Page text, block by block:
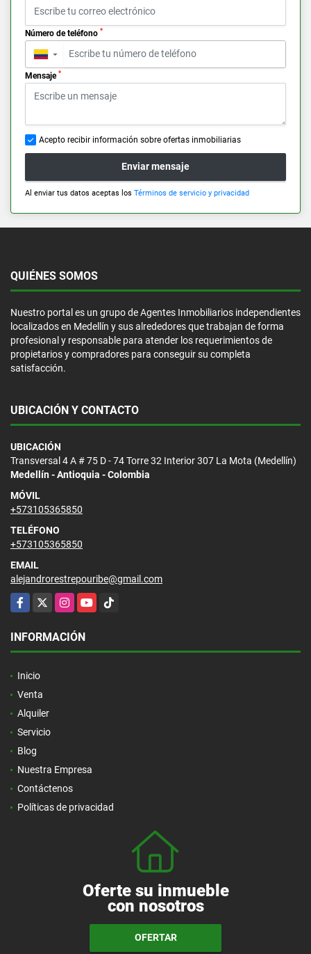
Número de teléfono *
▼
Mensaje *
Acepto recibir información sobre ofertas inmobiliarias
Enviar mensaje
Al enviar tus datos aceptas los Términos de servicio y privacidad
QUIÉNES SOMOS
Nuestro portal es un grupo de Agentes Inmobiliarios independientes
localizados en Medellín y sus alrededores que trabajan de forma
profesional y responsable para atender los requerimientos de
propietarios y compradores para conseguir su completa
satisfacción.
UBICACIÓN Y CONTACTO
UBICACIÓN
Transversal 4 A # 75 D - 74 Torre 32 Interior 307 La Mota (Medellín)
Medellín - Antioquia - Colombia
MÓVIL
+573105365850
TELÉFONO
+573105365850
EMAIL
alejandrorestrepouribe@gmail.com
Facebook
X InstagramYouTubeTikTok
INFORMACIÓN
Inicio
Venta
Alquiler
Servicio
Blog
Nuestra Empresa
Contáctenos
Políticas de privacidad
Oferte su inmueble
con nosotros
OFERTAR